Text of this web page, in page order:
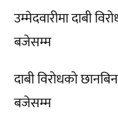
उम्मेदवारीमा दाबी
बजेसम्म
दाबी विरोधको
बजेसम्म